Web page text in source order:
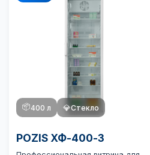
📦400 л 💎Стекло
POZIS ХФ-400-3